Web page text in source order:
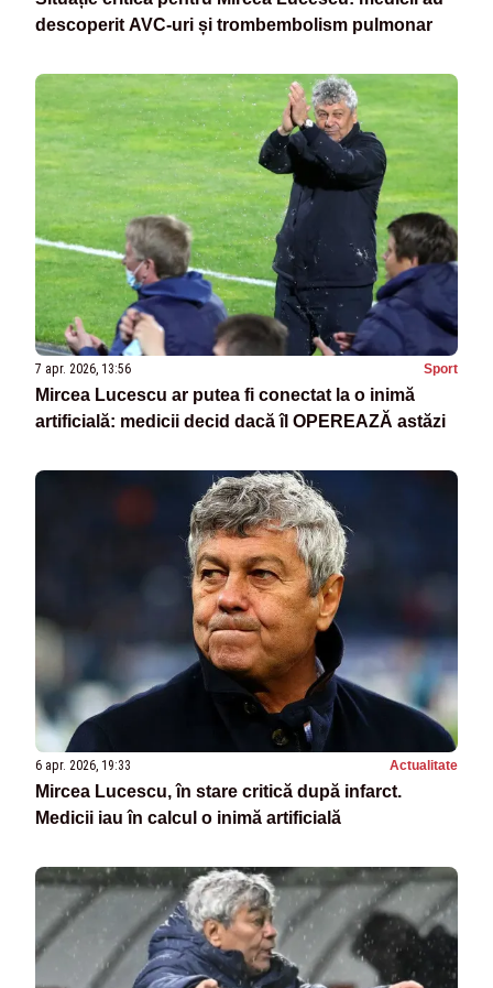
descoperit AVC-uri și trombembolism pulmonar
7 apr. 2026, 13:56 Sport
Mircea Lucescu ar putea fi conectat la o inimă
artificială: medicii decid dacă îl OPEREAZĂ astăzi
6 apr. 2026, 19:33 Actualitate
Mircea Lucescu, în stare critică după infarct.
Medicii iau în calcul o inimă artificială